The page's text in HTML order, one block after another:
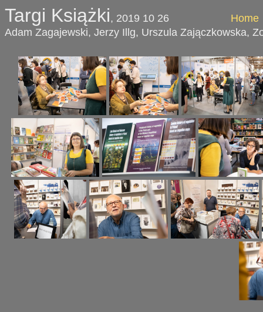
Targi Książki, 2019 10 26
Home
Adam Zagajewski, Jerzy Illg, Urszula Zajączkowska,